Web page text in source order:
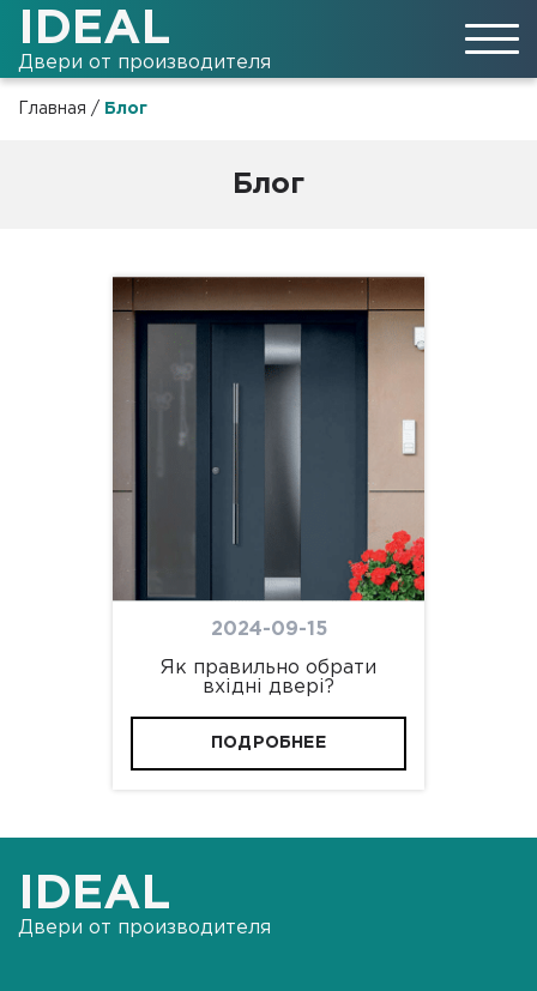
IDEAL
Двери от производителя
Главная / Блог
Блог
2024-09-15
Як правильно обрати
вхідні двері?
ПОДРОБНЕЕ
IDEAL
Двери от производителя